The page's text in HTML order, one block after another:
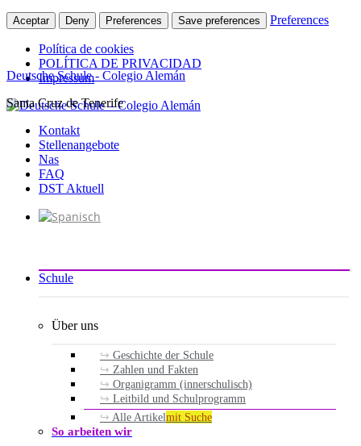
Aceptar Deny Preferences Save preferences Preferences
Política de cookies
POLÍTICA DE PRIVACIDAD
Impressum
Zum
springen
Deutsche Schule - Colegio Alemán
Santa Cruz de Tenerife
Kontakt
Stellenangebote
Nas
FAQ
DST Aktuell
Schule
Über uns
Geschichte der Schule
Zahlen und Fakten
Organigramm (innerschulisch)
Leitbild und Schulprogramm
Alle Artikelmit Suche
So arbeiten wir